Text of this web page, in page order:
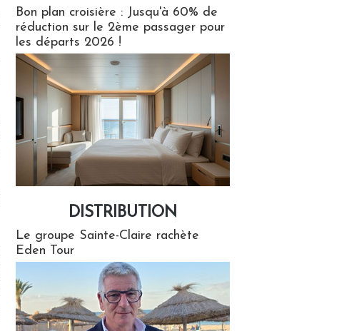
Bon plan croisière : Jusqu'à 60% de
réduction sur le 2ème passager pour
les départs 2026 !
DISTRIBUTION
Le groupe Sainte-Claire rachète
Eden Tour